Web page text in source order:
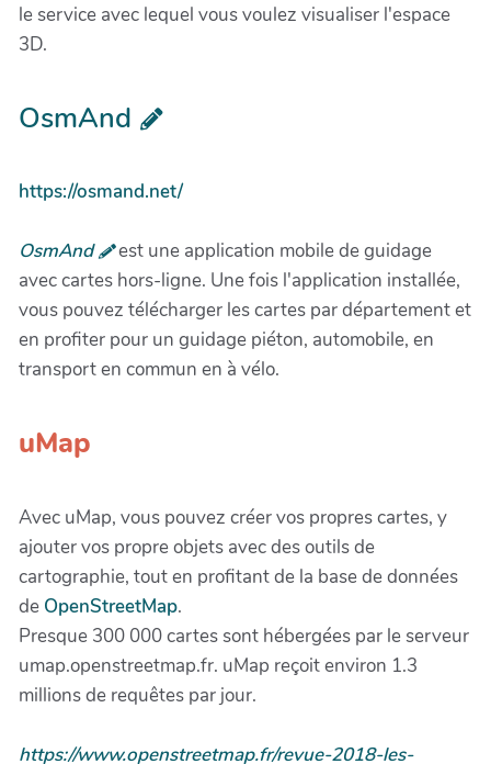
le service avec lequel vous voulez visualiser l'espace
3D.
OsmAnd
https://osmand.net/
OsmAnd
est une application mobile de guidage
avec cartes hors-ligne. Une fois l'application installée,
vous pouvez télécharger les cartes par département et
en profiter pour un guidage piéton, automobile, en
transport en commun en à vélo.
uMap
Avec uMap, vous pouvez créer vos propres cartes, y
ajouter vos propre objets avec des outils de
cartographie, tout en profitant de la base de données
de OpenStreetMap.
Presque 300 000 cartes sont hébergées par le serveur
umap.openstreetmap.fr. uMap reçoit environ 1.3
millions de requêtes par jour.
https://www.openstreetmap.fr/revue-2018-les-